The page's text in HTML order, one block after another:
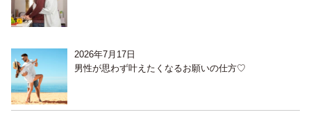
2026年7月17日
男性が思わず叶えたくなるお願いの仕方♡